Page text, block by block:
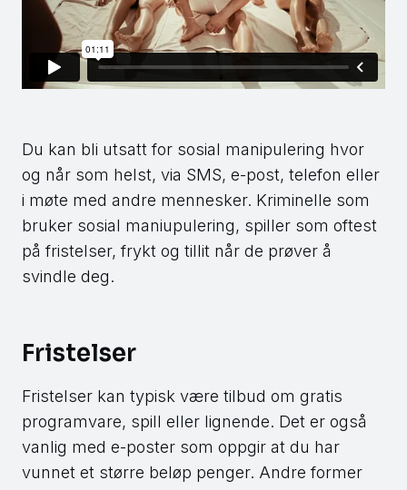
Du kan bli utsatt for sosial manipulering hvor
og når som helst, via SMS, e-post, telefon eller
i møte med andre mennesker. Kriminelle som
bruker sosial maniupulering, spiller som oftest
på fristelser, frykt og tillit når de prøver å
svindle deg.
Fristelser
Fristelser kan typisk være tilbud om gratis
programvare, spill eller lignende. Det er også
vanlig med e-poster som oppgir at du har
vunnet et større beløp penger. Andre former